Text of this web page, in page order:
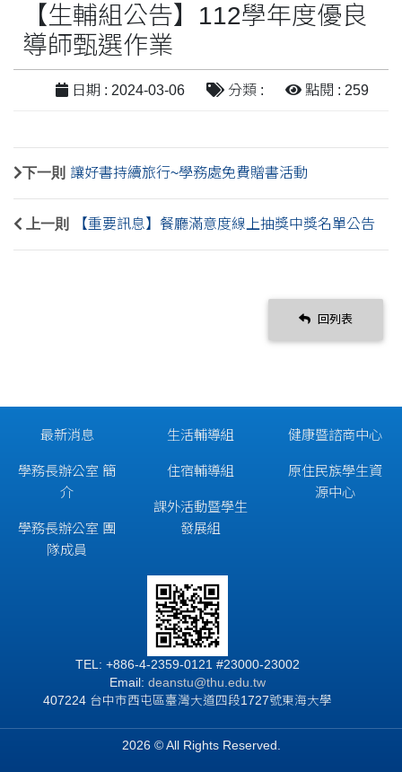
【生輔組公告】112學年度優良
導師甄選作業
日期 : 2024-03-06 分類 : 點閱 : 259
下一則 讓好書持續旅行~學務處免費贈書活動
上一則 【重要訊息】餐廳滿意度線上抽獎中獎名單公告
回列表
最新消息
學務長辦公室 簡
介
學務長辦公室 團
隊成員
生活輔導組
住宿輔導組
課外活動暨學生
發展組
健康暨諮商中心
原住民族學生資
源中心
TEL: +886-4-2359-0121 #23000-23002
Email: deanstu@thu.edu.tw
407224 台中市西屯區臺灣大道四段1727號東海大學
2026 © All Rights Reserved.